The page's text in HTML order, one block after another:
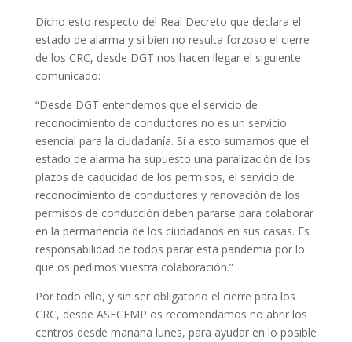
Dicho esto respecto del Real Decreto que declara el
estado de alarma y si bien no resulta forzoso el cierre
de los CRC, desde DGT nos hacen llegar el siguiente
comunicado:
“Desde DGT entendemos que el servicio de
reconocimiento de conductores no es un servicio
esencial para la ciudadanía. Si a esto sumamos que el
estado de alarma ha supuesto una paralización de los
plazos de caducidad de los permisos, el servicio de
reconocimiento de conductores y renovación de los
permisos de conducción deben pararse para colaborar
en la permanencia de los ciudadanos en sus casas. Es
responsabilidad de todos parar esta pandemia por lo
que os pedimos vuestra colaboración.”
Por todo ello, y sin ser obligatorio el cierre para los
CRC, desde ASECEMP os recomendamos no abrir los
centros desde mañana lunes, para ayudar en lo posible